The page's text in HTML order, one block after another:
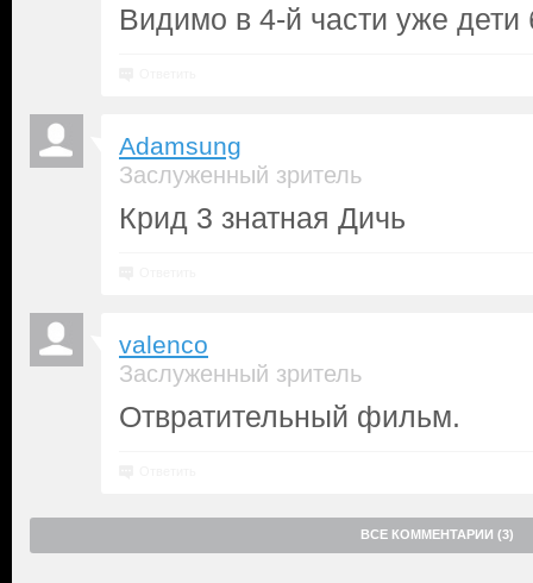
Видимо в 4-й части уже дети
Adamsung
Заслуженный зритель
Крид 3 знатная Дичь
valenco
Заслуженный зритель
Отвратительный фильм.
ВСЕ КОММЕНТАРИИ (3)